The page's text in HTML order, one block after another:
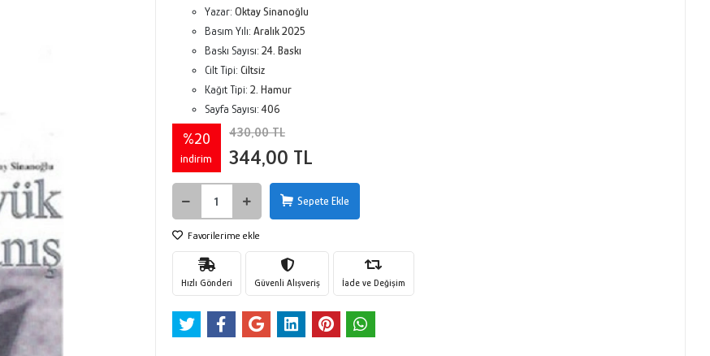
Yazar: Oktay Sinanoğlu
Basım Yılı: Aralık 2025
Baskı Sayısı: 24. Baskı
Cilt Tipi: Ciltsiz
Kağıt Tipi: 2. Hamur
Sayfa Sayısı:406
%20
indirim
430,00 TL
344,00 TL
Sepete Ekle
Favorilerime ekle
Hızlı Gönderi Güvenli Alışveriş İade ve Değişim